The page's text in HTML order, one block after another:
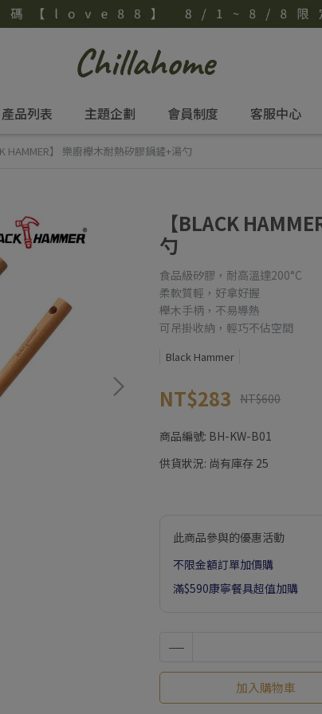
產品列表 主題企劃 會員制度 客服中心
HAMMER】 樂廚櫸木耐熱矽膠鍋鏟+湯勺
【BLACK
勺
食品級矽膠，耐高溫達200°C
柔軟質輕，好拿好握
櫸木手柄，不易導熱
可吊掛收納，輕巧不佔空間
Black Hammer
NT$283 NT$600
商品編號: BH-KW-B01
供貨狀況: 尚有庫存 25
此商品參與的優惠活動
不限金額訂單加價購
滿$590康寧餐具超值加購
加入購物車